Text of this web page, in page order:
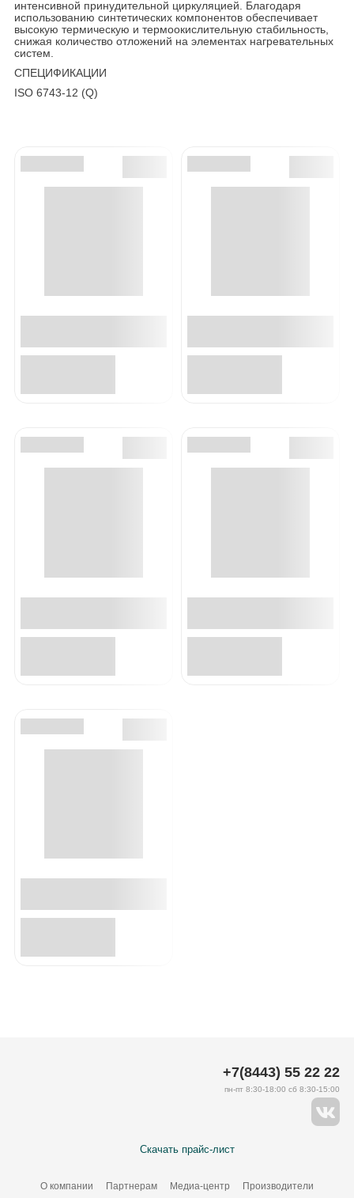
интенсивной принудительной циркуляцией. Благодаря
использованию синтетических компонентов обеспечивает
высокую термическую и термоокислительную стабильность,
снижая количество отложений на элементах нагревательных
систем.
СПЕЦИФИКАЦИИ
ISO 6743-12 (Q)
Скачать прайс-лист
О компании Партнерам Медиа-центр Производители
+7(8443) 55 22 22
пн-пт 8:30-18:00 сб 8:30-15:00